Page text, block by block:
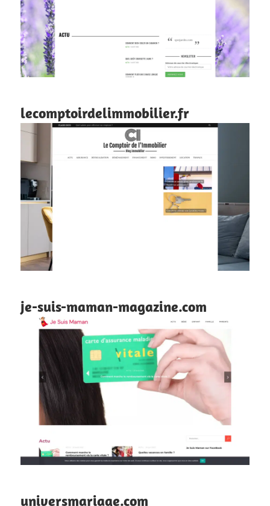
lecomptoirdelimmobilier.fr
je-suis-maman-magazine.com
universmariage.com